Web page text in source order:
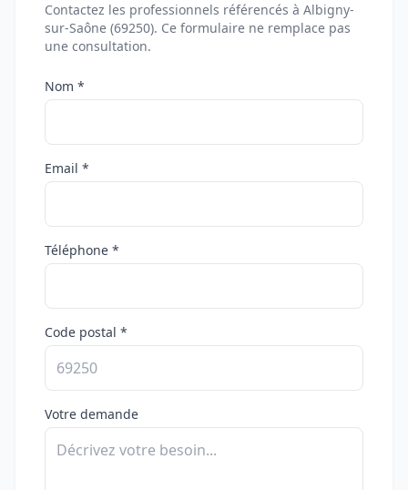
Contactez les professionnels référencés à Albigny-
sur-Saône (69250). Ce formulaire ne remplace pas
une consultation.
Nom *
Email *
Téléphone *
Code postal *
Votre demande